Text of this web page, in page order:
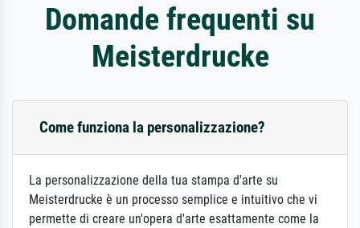
Domande frequenti su
Meisterdrucke
Come funziona la personalizzazione?
La personalizzazione della tua stampa d'arte su
Meisterdrucke è un processo semplice e intuitivo che vi
permette di creare un'opera d'arte esattamente come la